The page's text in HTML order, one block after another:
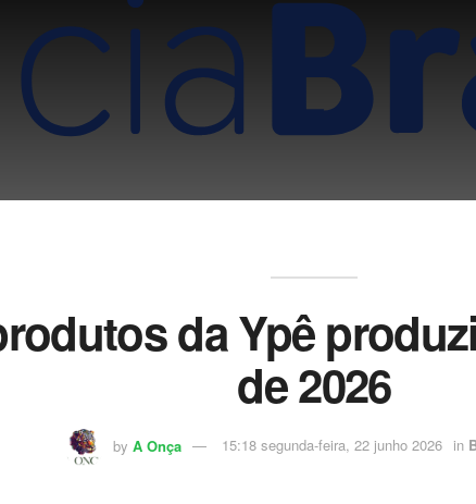
da Ypê
de 2026
by A Onça 15:18 segunda-feira, 22 junho 2026 in